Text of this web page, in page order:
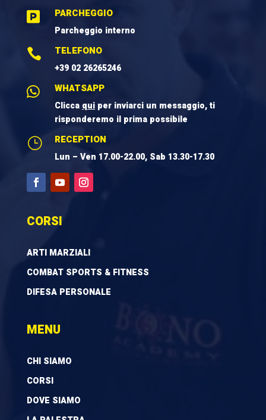
 PARCHEGGIO
Parcheggio interno
 TELEFONO
+39 02 26265246
 WHATSAPP
Clicca quiper inviarci un messaggio, ti
risponderemo il prima possibile
} RECEPTION
Lun – Ven 17.00-22.00, Sab 13.30-17.30
CORSI
ARTI MARZIALI
COMBAT SPORTS & FITNESS
DIFESA PERSONALE
MENU
CHI SIAMO
CORSI
DOVE SIAMO